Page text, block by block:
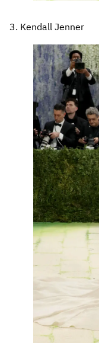
3. Kendall Jenner